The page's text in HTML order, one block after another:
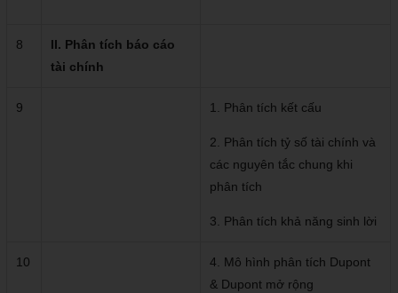
8
II. Phân tích báo cáo
tài chính
9 1. Phân tích kết cấu
2. Phân tích tỷ số tài chính và
các nguyên tắc chung khi
phân tích
3. Phân tích khả năng sinh lời
10
4. Mô hình phân tích Dupont
& Dupont mở rộng